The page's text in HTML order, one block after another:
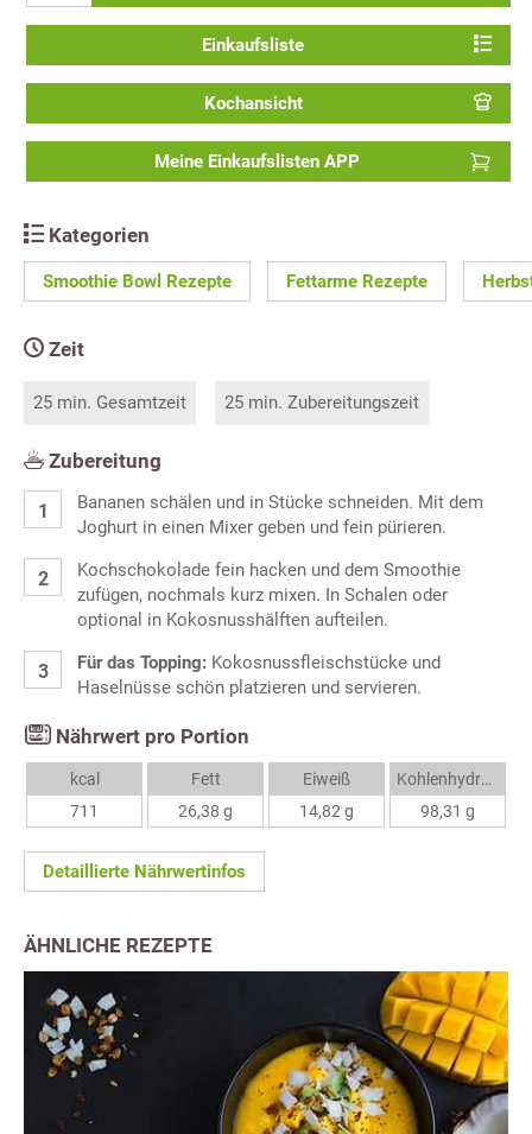
Einkaufsliste
Kochansicht
Meine Einkaufslisten APP
Kategorien
Smoothie Bowl Rezepte Fettarme Rezepte
Zeit
25 min. Gesamtzeit 25 min. Zubereitungszeit
Zubereitung
Bananen schälen und in Stücke schneiden. Mit dem
Joghurt in einen Mixer geben und fein pürieren.
Kochschokolade fein hacken und dem Smoothie
zufügen, nochmals kurz mixen. In Schalen oder
optional in Kokosnusshälften aufteilen.
Für das Topping: Kokosnussfleischstücke und
Haselnüsse schön platzieren und servieren.
Nährwert pro Portion
kcal
711
Fett
26,38 g
Eiweiß
14,82 g
Kohlenhydrate
98,31 g
Detaillierte Nährwertinfos
ÄHNLICHE REZEPTE